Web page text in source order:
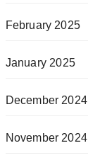
February 2025
January 2025
December 2024
November 2024